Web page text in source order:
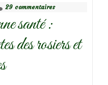
29 commentaires
santé :
des rosiers et